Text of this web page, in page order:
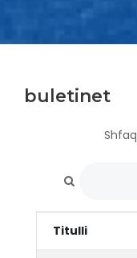
buletinet
Shfaq
Titulli